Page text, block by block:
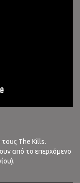
The Kills.
από το επερχόμενο